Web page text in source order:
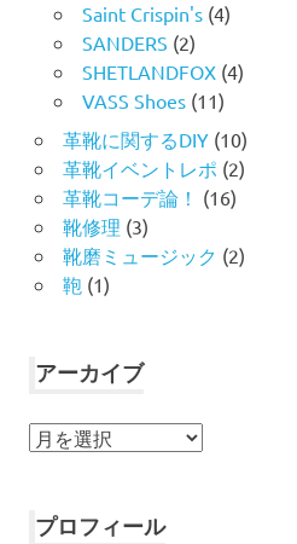
Saint Crispin's(4)
SANDERS (2)
SHETLANDFOX(4)
VASS Shoes(11)
革靴に関するDIY(10)
革靴イベントレポ (2)
革靴コーデ論！ (16)
靴修理 (3)
靴磨ミュージック (2)
鞄 (1)
アーカイブ
ア
イ
プロフィール